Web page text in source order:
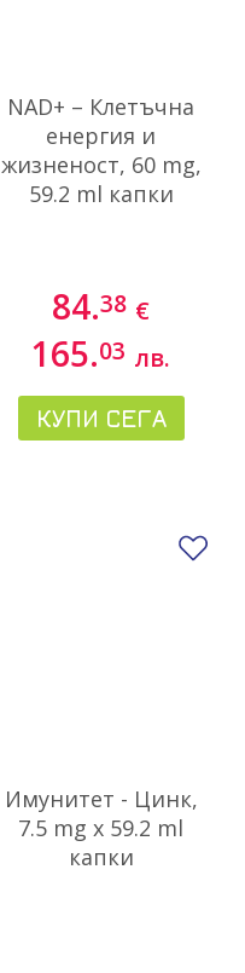
NAD+ – Клетъчна
енергия и
жизненост, 60 mg,
59.2 ml капки
84.38 €
165.03 лв.
КУПИ СЕГА
Имунитет - Цинк,
7.5 mg x 59.2 ml
капки